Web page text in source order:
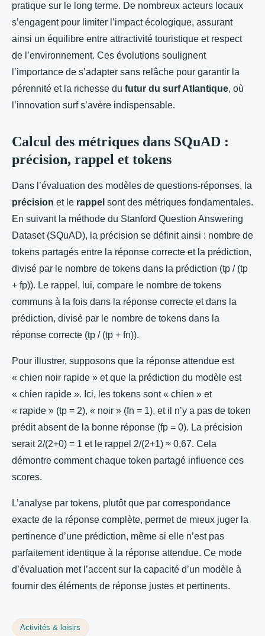
pratique sur le long terme. De nombreux acteurs locaux
s’engagent pour limiter l’impact écologique, assurant
ainsi un équilibre entre attractivité touristique et respect
de l’environnement. Ces évolutions soulignent
l’importance de s’adapter sans relâche pour garantir la
pérennité et la richesse du futur du surf Atlantique, où
l’innovation surf s’avère indispensable.
Calcul des métriques dans SQuAD :
précision, rappel et tokens
Dans l’évaluation des modèles de questions-réponses, la
précision et le rappel sont des métriques fondamentales.
En suivant la méthode du Stanford Question Answering
Dataset (SQuAD), la précision se définit ainsi : nombre de
tokens partagés entre la réponse correcte et la prédiction,
divisé par le nombre de tokens dans la prédiction (tp / (tp
+ fp)). Le rappel, lui, compare le nombre de tokens
communs à la fois dans la réponse correcte et dans la
prédiction, divisé par le nombre de tokens dans la
réponse correcte (tp / (tp + fn)).
Pour illustrer, supposons que la réponse attendue est
« chien noir rapide » et que la prédiction du modèle est
« chien rapide ». Ici, les tokens sont « chien » et
« rapide » (tp = 2), « noir » (fn = 1), et il n’y a pas de token
prédit absent de la bonne réponse (fp = 0). La précision
serait 2/(2+0) = 1 et le rappel 2/(2+1) ≈ 0,67. Cela
démontre comment chaque token partagé influence ces
scores.
L’analyse par tokens, plutôt que par correspondance
exacte de la réponse complète, permet de mieux juger la
pertinence d’une prédiction, même si elle n’est pas
parfaitement identique à la réponse attendue. Ce mode
d’évaluation met l’accent sur la capacité d’un modèle à
fournir des éléments de réponse justes et pertinents.
Activités & loisirs